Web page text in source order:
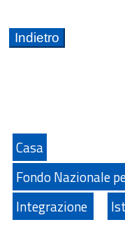
Casa
Fondo Nazionale
Integrazione